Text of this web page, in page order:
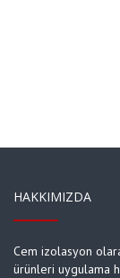
HAKKIMIZDA
Cem izolasyon
ürünleri uygulama